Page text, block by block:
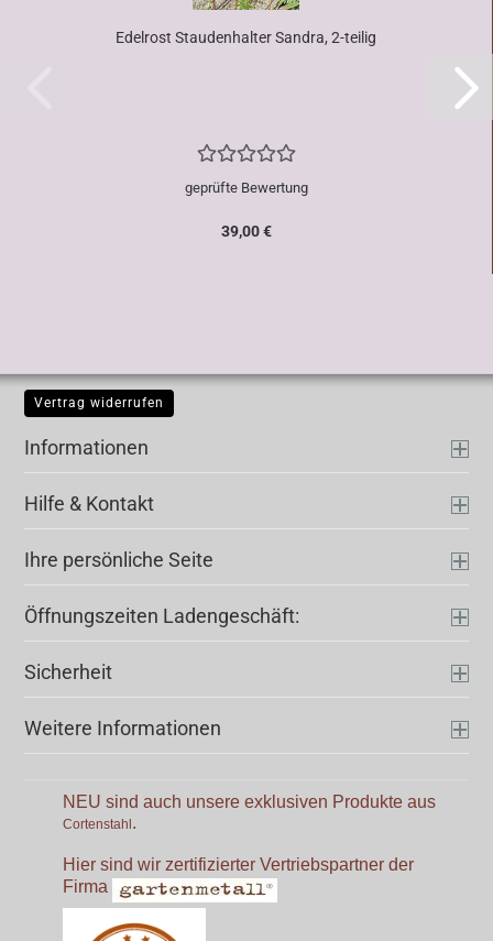
Edelrost Staudenhalter Sandra, 2-teilig
geprüfte Bewertung
39,00 €
Vertrag widerrufen
Informationen
Hilfe & Kontakt
Ihre persönliche Seite
Öffnungszeiten Ladengeschäft:
Sicherheit
Weitere Informationen
NEU sind auch unsere exklusiven Produkte aus
Cortenstahl.
Hier sind wir zertifizierter Vertriebspartner der
Firma